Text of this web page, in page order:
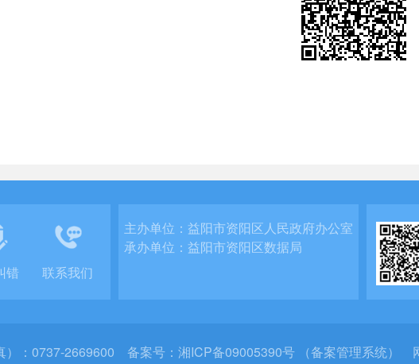
错 联系我们
主办单位：益阳市资阳区人民政府办公室
承办单位：益阳市资阳区数据局
）：0737-2669600 备案号： 湘ICP备09005390号 （备案管理系统）